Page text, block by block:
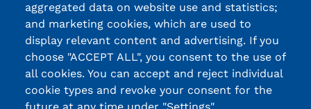
aggregated data on website use and statistics;
and marketing cookies, which are used to
display relevant content and advertising. If you
choose "ACCEPT ALL", you consent to the use of
all cookies. You can accept and reject individual
cookie types and revoke your consent for the